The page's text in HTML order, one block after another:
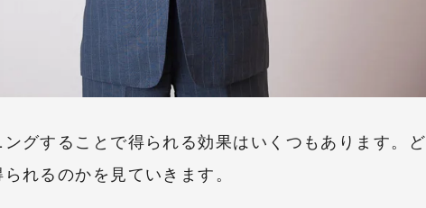
グすることで得られる効果はいくつもあります。ど
れるのかを見ていきます。